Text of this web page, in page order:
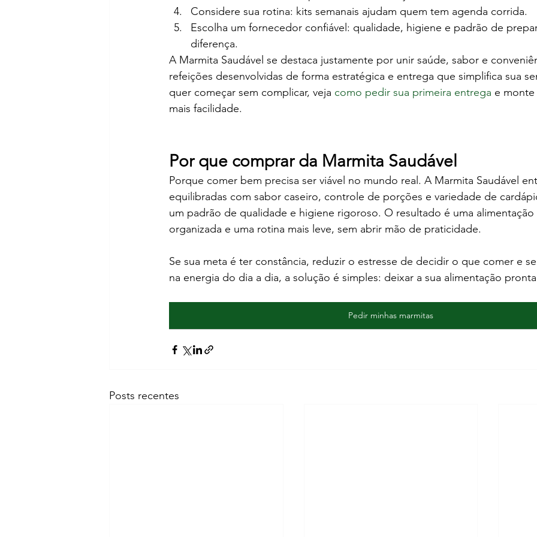
Considere sua rotina: kits semanais ajudam quem tem agenda corrida.
Escolha um fornecedor confiável: qualidade, higiene e padrão de
diferença.
A Marmita Saudável se destaca justamente por unir saúde, sabor e
refeições desenvolvidas de forma estratégica e entrega que simplifica sua
quer começar sem complicar, veja como pedir sua primeira entrega e
mais facilidade.
Por que comprar da Marmita Saudável
Porque comer bem precisa ser viável no mundo real. A Marmita Saudável
equilibradas com sabor caseiro, controle de porções e variedade de
um padrão de qualidade e higiene rigoroso. O resultado é uma
organizada e uma rotina mais leve, sem abrir mão de praticidade.
Se sua meta é ter constância, reduzir o estresse de decidir o que comer e
na energia do dia a dia, a solução é simples: deixar a sua alimentação
Pedir minhas marmitas
Posts recentes